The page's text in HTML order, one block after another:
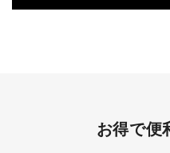
お得で便